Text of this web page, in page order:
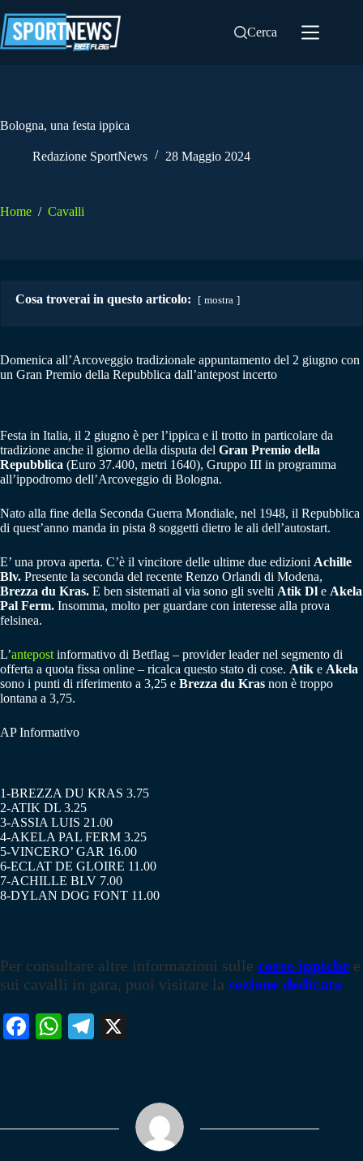
al
contenuto
Cerca
Bologna, una festa ippica
Redazione SportNews 28 Maggio 2024
Home / Cavalli
Cosa troverai in questo articolo: mostra
Domenica all’Arcoveggio tradizionale appuntamento del 2 giugno con
un Gran Premio della Repubblica dall’antepost incerto
Festa in Italia, il 2 giugno è per l’ippica e il trotto in particolare da
tradizione anche il giorno della disputa del Gran Premio della
Repubblica (Euro 37.400, metri 1640), Gruppo III in programma
all’ippodromo dell’Arcoveggio di Bologna.
Nato alla fine della Seconda Guerra Mondiale, nel 1948, il Repubblica
di quest’anno manda in pista 8 soggetti dietro le ali dell’autostart.
E’ una prova aperta. C’è il vincitore delle ultime due edizioni Achille
Blv. Presente la seconda del recente Renzo Orlandi di Modena,
Brezza du Kras. E ben sistemati al via sono gli svelti Atik Dl e Akela
Pal Ferm. Insomma, molto per guardare con interesse alla prova
felsinea.
L’antepost informativo di Betflag – provider leader nel segmento di
offerta a quota fissa online – ricalca questo stato di cose. Atik e Akela
sono i punti di riferimento a 3,25 e Brezza du Kras non è troppo
lontana a 3,75.
AP Informativo
1-BREZZA DU KRAS 3.75
2-ATIK DL 3.25
3-ASSIA LUIS 21.00
4-AKELA PAL FERM 3.25
5-VINCERO’ GAR 16.00
6-ECLAT DE GLOIRE 11.00
7-ACHILLE BLV 7.00
8-DYLAN DOG FONT 11.00
Per consultare altre informazioni sulle corse ippiche e
sui cavalli in gara, puoi visitare la sezione dedicata
Fa W
pp
Te
m